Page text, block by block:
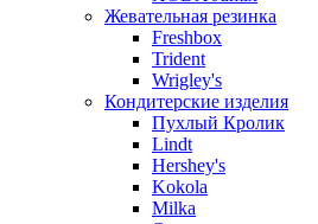
Жевательная резинка
Freshbox
Trident
Wrigley's
Кондитерские изделия
Пухлый Кролик
Lindt
Hershey's
Kokola
Milka